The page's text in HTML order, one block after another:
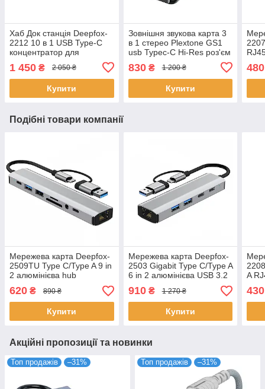
Хаб Док станція Deepfox-
2212 10 в 1 USB Type-C
концентратор для
1 450 ₴ 2 050 ₴
Купити
Зовнішня звукова карта 3
в 1 стерео Plextone GS1
usb Typec-C Hi-Res роз'єм
пристрою
830₴ 1 200 ₴
Купити
480
Подібні товари компанії
Мережева карта Deepfox-
2509TU Type C/Type A 9 in
2 алюмінієва hub
картридер аудіо RJ45
мережевий адаптер 100
Мбіт/с
620 ₴ 890 ₴
Купити
Мережева карта Deepfox-
2503 Gigabit Type C/Type A
6 in 2 алюмінієва USB 3.2
hub RJ45 мережевий
адаптер 1000 Мбіт/с
910₴ 1 270 ₴
Купити
A
100
430
Акційні пропозиції та новинки
Топ продажів –31% Топ продажів –31%